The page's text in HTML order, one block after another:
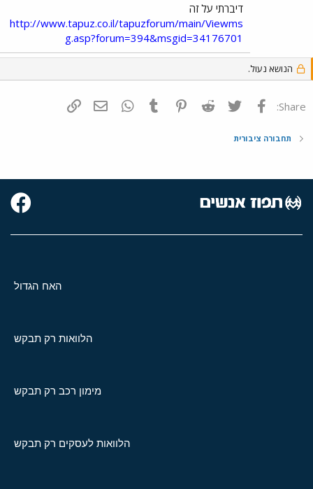
דיברתי על זה
http://www.tapuz.co.il/tapuzforum/main/Viewms
g.asp?forum=394&msgid=34176701
הנושא נעול.
Share: פייסבוק Twitter
Reddit
Pinterest
Tumblr
WhatsAppדואר אלקטרוני
תחבורה ציבורית
האח הגדול
הלוואות רק תבקש
מימון רכב רק תבקש
הלוואות לעסקים רק תבקש